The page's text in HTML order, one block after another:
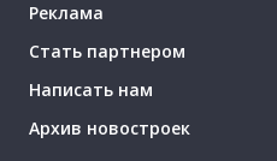
Реклама
Стать партнером
Написать нам
Архив новостроек